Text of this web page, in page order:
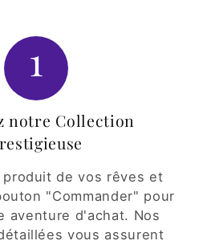
1
notre Collection
produit de vos rêves et
"Commander" pour
aventure d'achat. Nos
vous assurent